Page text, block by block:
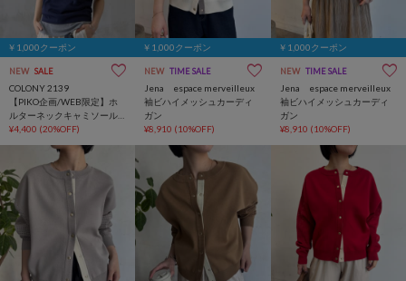
￥1,000クーポン
NEW SALE
COLONY 2139
【PIKO企画/WEB限定】ホ
ルターネックキャミソール
レイヤードTシャツ
¥4,400 (20%OFF)
￥1,000クーポン
NEW TIME SALE
Jena espace merveilleux
袖ビハイメッシュカーディ
ガン
¥8,910 (10%OFF)
￥1,000クーポン
NEW TIME SALE
Jena espace merveilleux
袖ビハイメッシュカーディ
ガン
¥8,910 (10%OFF)